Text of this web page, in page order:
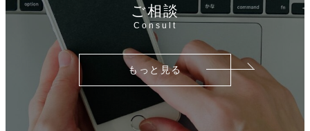
ご相談
Consult
もっと見る